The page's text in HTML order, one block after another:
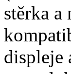
stěrka
displeje